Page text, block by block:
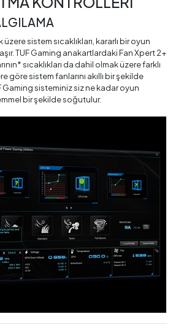
üzere sistem sıcaklıkları, kararlı bir oyun
TUF Gaming anakartlardaki Fan Xpert 2+
sıcaklıkları da dahil olmak üzere farklı
göre sistem fanlarını akıllı bir şekilde
sisteminiz siz ne kadar oyun
bir şekilde soğutulur.